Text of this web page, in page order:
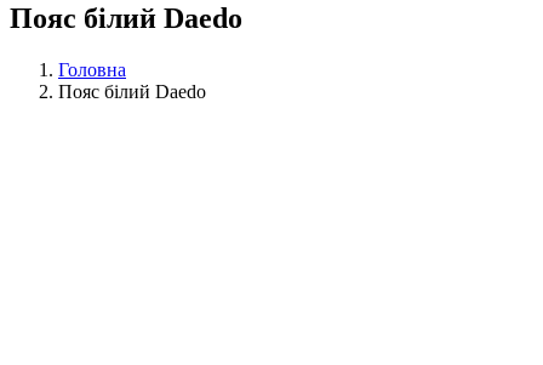
Пояс білий Daedo
Головна
Пояс білий Daedo